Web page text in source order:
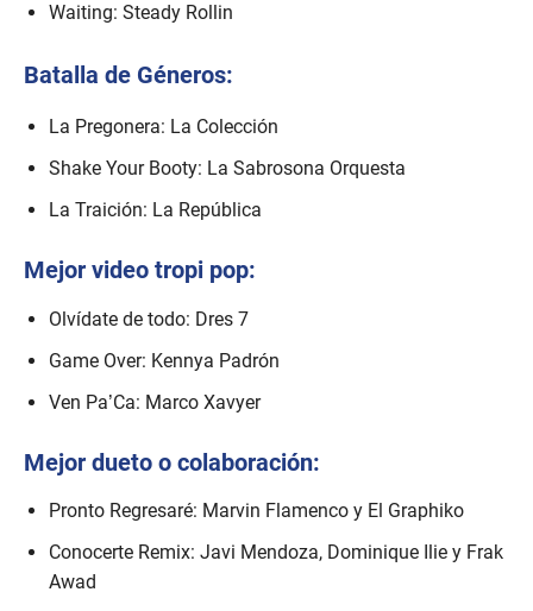
Waiting: Steady Rollin
Batalla de Géneros:
La Pregonera: La Colección
Shake Your Booty: La Sabrosona Orquesta
La Traición: La República
Mejor video tropi pop:
Olvídate de todo: Dres 7
Game Over: Kennya Padrón
Ven Pa’Ca: Marco Xavyer
Mejor dueto o colaboración:
Pronto Regresaré: Marvin Flamenco y El Graphiko
Conocerte Remix: Javi Mendoza, Dominique Ilie y Frak
Awad